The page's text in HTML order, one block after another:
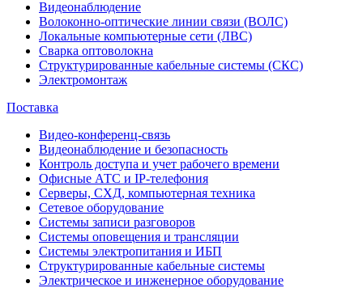
Видеонаблюдение
Волоконно-оптические линии связи (ВОЛС)
Локальные компьютерные сети (ЛВС)
Сварка оптоволокна
Структурированные кабельные системы (СКС)
Электромонтаж
Поставка
Видео-конференц-связь
Видеонаблюдение и безопасность
Контроль доступа и учет рабочего времени
Офисные АТС и IP-телефония
Серверы, СХД, компьютерная техника
Сетевое оборудование
Системы записи разговоров
Системы оповещения и трансляции
Системы электропитания и ИБП
Структурированные кабельные системы
Электрическое и инженерное оборудование